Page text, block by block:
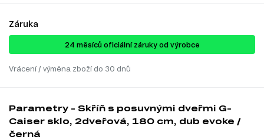
Záruka
24 ​​​​měsíců oficiální záruky od výrobce
Vrácení / výměna zboží do 30 dnů
Parametry - Skříň s posuvnými dveřmi G-
Caiser sklo, 2dveřová, 180 cm, dub evoke /
černá